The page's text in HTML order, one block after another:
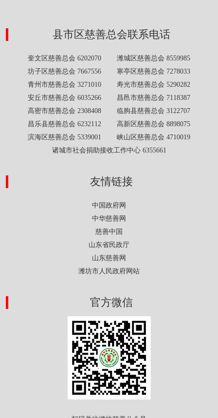
县市区慈善总会联系电话
奎文区慈善总会 6202070 潍城区慈善总会 8559985
坊子区慈善总会 7667556 寒亭区慈善总会 7278033
青州市慈善总会 3271010 寿光市慈善总会 5290282
安丘市慈善总会 6035266 昌邑市慈善总会 7118387
高密市慈善总会 2308408 临朐县慈善总会 3122707
昌乐县慈善总会 6232112 高新区慈善总会 8898075
滨海区慈善总会 5339001 峡山区慈善总会 4710019
诸城市社会捐助接收工作中心 6355661
友情链接
中国政府网
中华慈善网
慈善中国
山东省民政厅
山东慈善网
潍坊市人民政府网站
官方微信